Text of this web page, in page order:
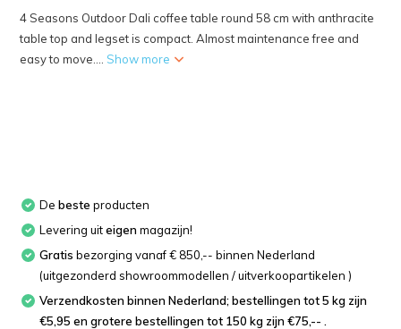
4 Seasons Outdoor Dali coffee table round 58 cm with anthracite
table top and legset is compact. Almost maintenance free and
easy to move.... Show more
Debeste producten
Levering uiteigen magazijn!
Gratis bezorging vanaf € 850,-- binnen Nederland
(uitgezonderd showroommodellen / uitverkoopartikelen )
Verzendkosten binnen Nederland; bestellingen tot 5 kg zijn
€5,95 en grotere bestellingen tot 150 kg zijn €75,-- .